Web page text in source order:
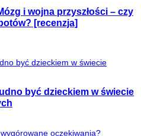
i wojna przyszłości – czy
[recenzja]
być dzieckiem w świecie